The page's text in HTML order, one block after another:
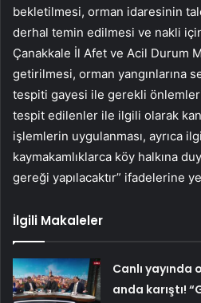
bekletilmesi, orman idaresinin
derhal temin edilmesi ve nakli
Çanakkale İl Afet ve Acil Durum
getirilmesi, orman yangınlarına
tespiti gayesi ile gerekli
tespit edilenler ile ilgili olarak
işlemlerin uygulanması, ayrıca
kaymakamlıklarca köy halkına
gereği yapılacaktır” ifadelerine
İlgili Makaleler
Canlı yayında
anda karıştı!